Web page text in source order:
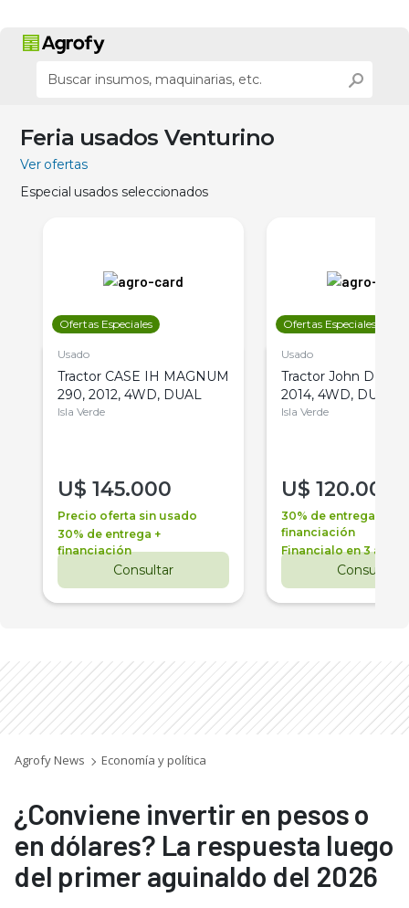
Feria usados Venturino
Ver ofertas
Especial usados seleccionados
Ofertas Especiales
Usado
Tractor CASE IH MAGNUM
290, 2012, 4WD, DUAL
Isla Verde
U$ 145.000
Precio oferta sin usado
30% de entrega +
financiación
Consultar
Ofertas Especiales
Usado
Tractor John Deere
2014, 4WD, DUAL
Isla Verde
U$ 120.000
30% de entrega +
financiación
Financialo en 3 años
Consultar
Agrofy News Economía y política
¿Conviene invertir en pesos o
en dólares? La respuesta luego
del primer aguinaldo del 2026